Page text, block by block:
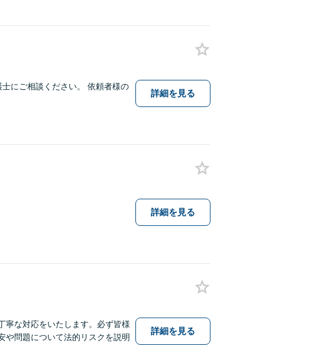
にご相談ください。 依頼者様の
詳細を見る
詳細を見る
寧な対応をいたします。必ず皆様
や問題について法的リスクを説明
詳細を見る